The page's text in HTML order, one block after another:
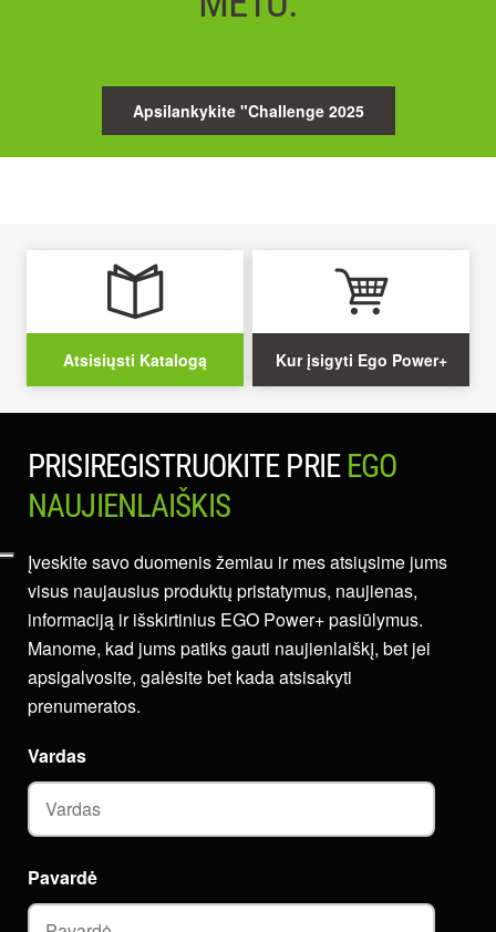
Apsilankykite "Challenge 2025
Atsisiųsti Katalogą Kur įsigyti Ego Power+
PRISIREGISTRUOKITE PRIE EGO
NAUJIENLAIŠKIS
Įveskite savo duomenis žemiau ir mes atsiųsime jums
visus naujausius produktų pristatymus, naujienas,
informaciją ir išskirtinius EGO Power+ pasiūlymus.
Manome, kad jums patiks gauti naujienlaiškį, bet jei
apsigalvosite, galėsite bet kada atsisakyti
prenumeratos.
Vardas
Pavardė